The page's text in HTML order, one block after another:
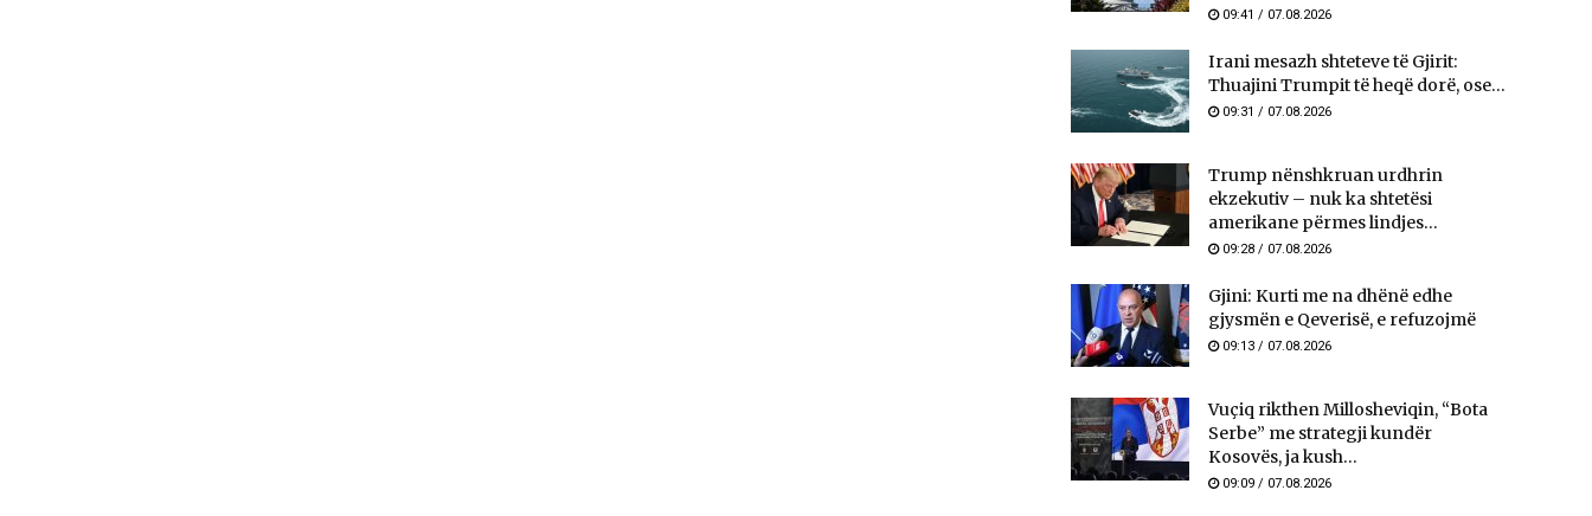
09:41 / 07.08.2026
Irani mesazh shteteve të Gjirit:
Thuajini Trumpit të heqë dorë, ose...
09:31 / 07.08.2026
Trump nënshkruan urdhrin
ekzekutiv – nuk ka shtetësi
amerikane përmes lindjes...
09:28 / 07.08.2026
Gjini: Kurti me na dhënë edhe
gjysmën e Qeverisë, e refuzojmë
09:13 / 07.08.2026
Vuçiq rikthen Millosheviqin, “Bota
Serbe” me strategji kundër
Kosovës, ja kush...
09:09 / 07.08.2026